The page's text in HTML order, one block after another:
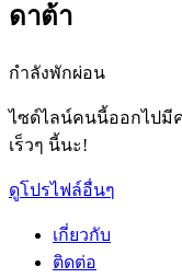
ดาต้า
กำลังพักผ่อน
ไซด์ไลน์คนนี้ออกไปมี
เร็วๆ นี้นะ!
ดูโปรไฟล์อื่นๆ
เกี่ยวกับ
ติดต่อ